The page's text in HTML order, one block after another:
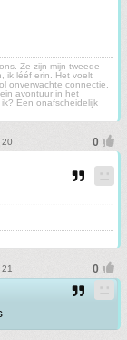
Ze zijn mijn tweede
ik lééf erin. Het voelt
onverwachte connectie.
avontuur in het
Een onafscheidelijk